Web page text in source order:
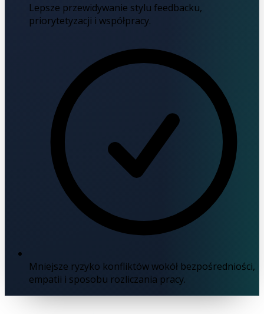
Lepsze przewidywanie stylu feedbacku,
priorytetyzacji i współpracy.
Mniejsze ryzyko konfliktów wokół bezpośredniości,
empatii i sposobu rozliczania pracy.